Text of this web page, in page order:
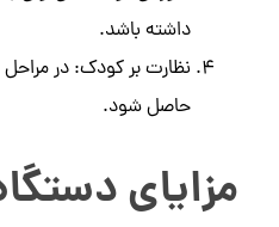
داشته باشد.
نظارت بر کودک: در مراحل
حاصل شود.
مزایای